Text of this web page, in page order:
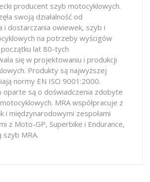
producent szyb motocyklowych.
swoją działalność od
i dostarczania owiewek, szyb i
na potrzeby wyścigów
lat 80-tych
się w projektowaniu i produkcji
Produkty są najwyższej
normy EN ISO 9001:2000.
oparte są o doświadczenia zdobyte
MRA współpracuje z
i międzynarodowymi zespołami
z Moto-GP, Superbike i Endurance,
MRA.